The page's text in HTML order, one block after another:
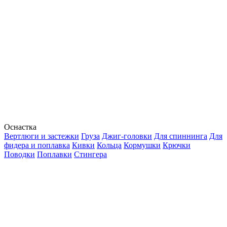
Оснастка
Вертлюги и застежки Груза Джиг-головки Для спиннинга Для
фидера и поплавка Кивки Кольца Кормушки Крючки
Поводки Поплавки Стингера